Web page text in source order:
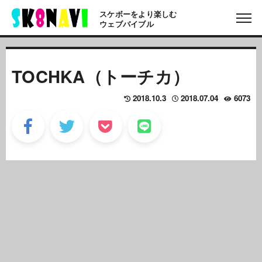
スケボーをより楽しむ
ウェブバイブル
TOCHKA（トーチカ）
6073
2018.07.04
2018.10.3